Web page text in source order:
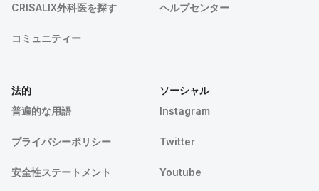
CRISALIX外科医を探す
コミュニティー
ヘルプセンター
法的
普遍的な用語
プライバシーポリシー
安全性ステートメント
ソーシャル
Instagram
Twitter
Youtube